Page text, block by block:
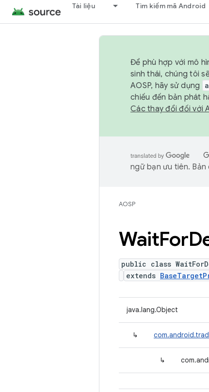
Tài liệu Tìm kiếm mã Android
Để phù hợp với mô
sinh thái, chúng tôi
AOSP, hãy sử dụng
chiếu đến bản phát
Các thay đổi đối với
ngữ bạn ưu tiên.
AOSP
WaitFor
public class
extends
java.lang.Object
↳
↳